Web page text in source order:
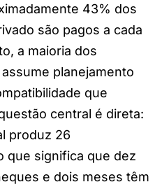
43% dos
são pagos a cada
a maioria dos
planejamento
que
central é direta:
produz 26
que significa que dez
e dois meses têm